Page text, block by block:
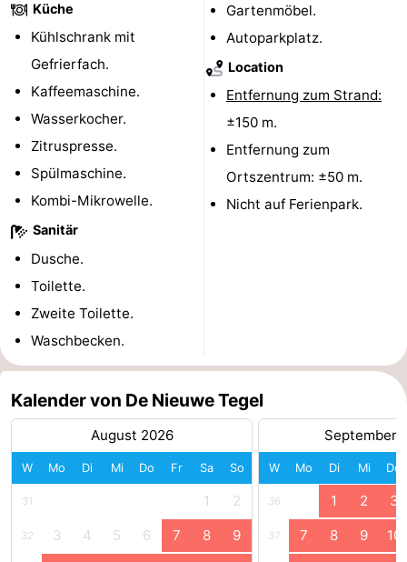
Küche
Kühlschrank mit
Gefrierfach.
Kaffeemaschine.
Wasserkocher.
Zitruspresse.
Spülmaschine.
Kombi-Mikrowelle.
Sanitär
Dusche.
Toilette.
Zweite Toilette.
Waschbecken.
Gartenmöbel.
Autoparkplatz.
Location
Entfernung zum Strand:
±150 m.
Entfernung zum
Ortszentrum: ±50 m.
Nicht auf Ferienpark.
Kalender von De Nieuwe Tegel
August 2026
W Mo Di Mi Do Fr Sa So
31 1 2
32 3 4 5 6 7 8 9
September
W Mo Di Mi Do
36 1 2 3
37 7 8 9 10